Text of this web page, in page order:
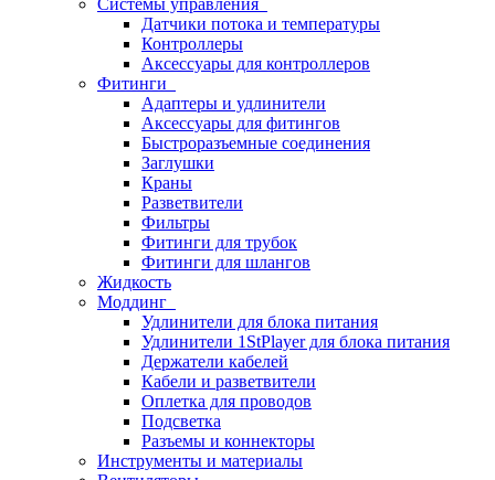
Системы управления
Датчики потока и температуры
Контроллеры
Аксессуары для контроллеров
Фитинги
Адаптеры и удлинители
Аксессуары для фитингов
Быстроразъемные соединения
Заглушки
Краны
Разветвители
Фильтры
Фитинги для трубок
Фитинги для шлангов
Жидкость
Моддинг
Удлинители для блока питания
Удлинители 1StPlayer для блока питания
Держатели кабелей
Кабели и разветвители
Оплетка для проводов
Подсветка
Разъемы и коннекторы
Инструменты и материалы